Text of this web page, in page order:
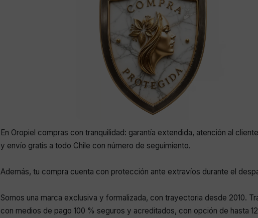
En Oropiel compras con tranquilidad: garantía extendida, atención al
y envío gratis a todo Chile con número de seguimiento.
Además, tu compra cuenta con protección ante extravíos durante el
Somos una marca exclusiva y formalizada, con trayectoria desde 2010.
con medios de pago 100 % seguros y acreditados, con opción de hasta